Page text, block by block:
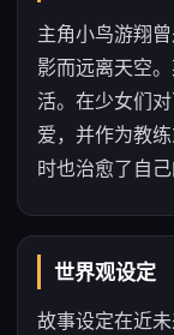
主角小鸟游翔
影而远离天空
活。在少女们
爱，并作为教
时也治愈了自己
世界观设定
故事设定在近